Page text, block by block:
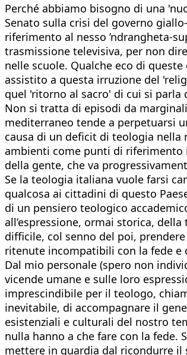
Perché abbiamo bisogno di una
Senato sulla crisi del governo
riferimento al nesso ’ndrangheta-
trasmissione televisiva, per non
nelle scuole. Qualche eco di
assistito a questa irruzione del
quel 'ritorno al sacro' di cui si parla
Non si tratta di episodi da
mediterraneo tende a perpetuarsi
causa di un deficit di teologia nella
ambienti come punti di riferimento
della gente, che va
Se la teologia italiana vuole farsi
qualcosa ai cittadini di questo
di un pensiero teologico
all’espressione, ormai storica,
difficile, col senno del poi,
ritenute incompatibili con la fede e
Dal mio personale (spero non
vicende umane e sulle loro
imprescindibile per il teologo,
inevitabile, di accompagnare il
esistenziali e culturali del nostro
nulla hanno a che fare con la
mettere in guardia dal ricondurre il